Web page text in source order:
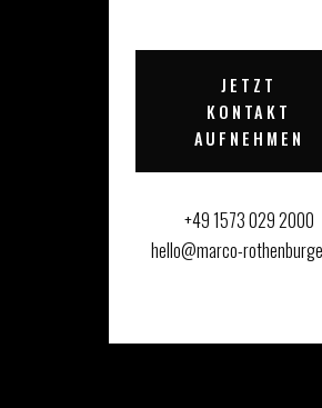
JETZT
KONTAKT
AUFNEHMEN
+49 1573 029 2000
hello@marco-